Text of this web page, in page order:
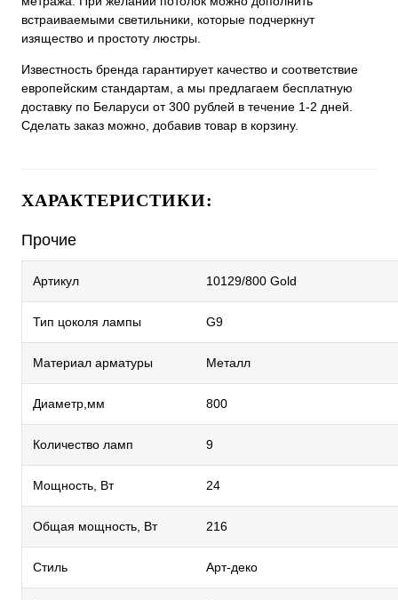
встраиваемыми светильники, которые подчеркнут
изящество и простоту люстры.
Известность бренда гарантирует качество и соответствие
европейским стандартам, а мы предлагаем бесплатную
доставку по Беларуси от 300 рублей в течение 1-2 дней.
Сделать заказ можно, добавив товар в корзину.
ХАРАКТЕРИСТИКИ:
Прочие
Артикул 10129/800 Gold
Тип цоколя лампы G9
Материал арматуры Металл
Диаметр,мм 800
Количество ламп 9
Мощность, Вт 24
Общая мощность, Вт 216
Стиль Арт-деко